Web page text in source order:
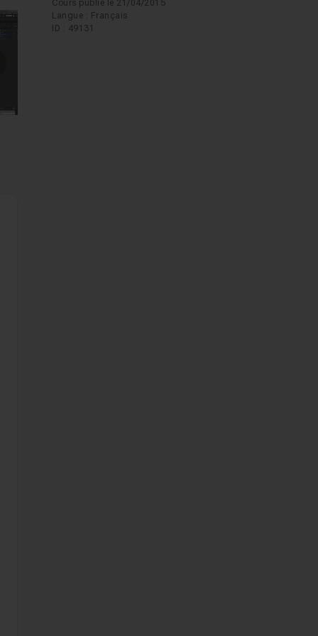
Cours publié le 21/04/2015
Langue : Français
ID : 49131